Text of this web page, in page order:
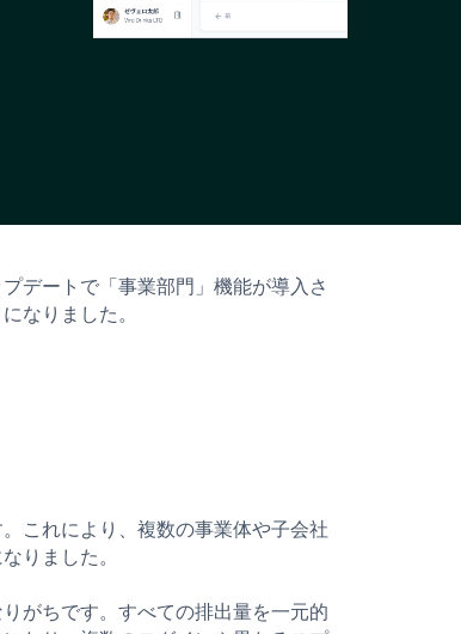
デートで「事業部門」機能が導入さ
なりました。
これにより、複数の事業体や子会社
りました。
がちです。すべての排出量を一元的